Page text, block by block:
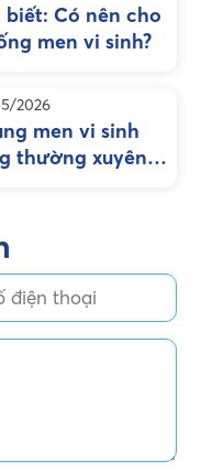
Có nên cho
men vi sinh?
2026
men vi sinh
thường xuyên